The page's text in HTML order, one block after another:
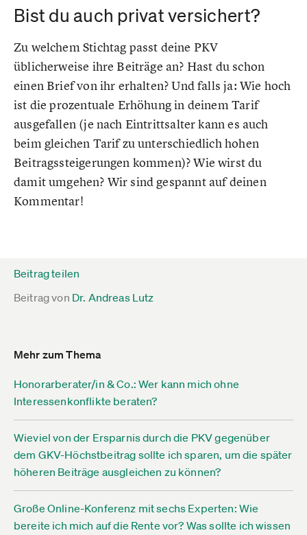
Bist du auch privat versichert?
Zu welchem Stichtag passt deine PKV
üblicherweise ihre Beiträge an? Hast du schon
einen Brief von ihr erhalten? Und falls ja: Wie hoch
ist die prozentuale Erhöhung in deinem Tarif
ausgefallen (je nach Eintrittsalter kann es auch
beim gleichen Tarif zu unterschiedlich hohen
Beitragssteigerungen kommen)? Wie wirst du
damit umgehen? Wir sind gespannt auf deinen
Kommentar!
Beitrag teilen
Beitrag von Dr. Andreas Lutz
Mehr zum Thema
Honorarberater/in & Co.: Wer kann mich ohne
Interessenkonflikte beraten?
Wieviel von der Ersparnis durch die PKV gegenüber
dem GKV-Höchstbeitrag sollte ich sparen, um die später
höheren Beiträge ausgleichen zu können?
Große Online-Konferenz mit sechs Experten: Wie
bereite ich mich auf die Rente vor? Was sollte ich wissen